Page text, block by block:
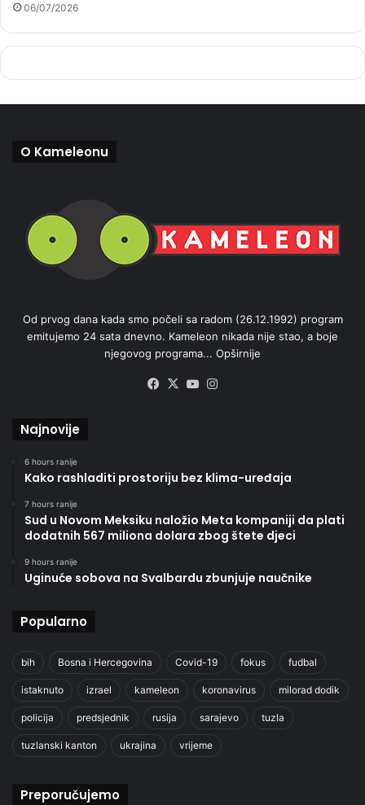
06/07/2026
O Kameleonu
Od prvog dana kada smo počeli sa radom (26.12.1992) program
emitujemo 24 sata dnevno. Kameleon nikada nije stao, a boje
njegovog programa... Opširnije
Facebook
X YouTube
Najnovije
6 hours ranije
Kako rashladiti prostoriju bez klima-uređaja
7 hours ranije
Sud u Novom Meksiku naložio Meta kompaniji da plati
dodatnih 567 miliona dolara zbog štete djeci
9 hours ranije
Uginuće sobova na Svalbardu zbunjuje naučnike
Popularno
bih Bosna i Hercegovina Covid-19 fokus fudbal
istaknuto izrael kameleon koronavirus milorad dodik
policija predsjednik rusija sarajevo tuzla
tuzlanski kanton ukrajina vrijeme
Preporučujemo